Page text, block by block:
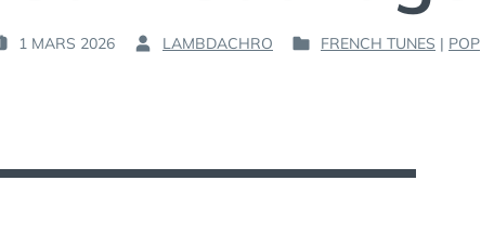
1 MARS 2026
P
LAMBDACHRO
P
É
FRENCH TUNES | POP